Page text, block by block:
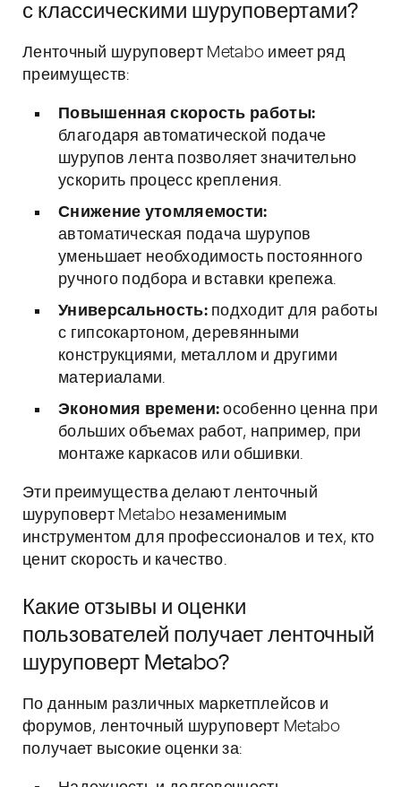
с классическими шуруповертами?
Ленточный шуруповерт Metabo имеет ряд
преимуществ:
Повышенная скорость работы:
благодаря автоматической подаче
шурупов лента позволяет значительно
ускорить процесс крепления.
Снижение утомляемости:
автоматическая подача шурупов
уменьшает необходимость постоянного
ручного подбора и вставки крепежа.
Универсальность:подходит для работы
с гипсокартоном, деревянными
конструкциями, металлом и другими
материалами.
Экономия времени: особенно ценна при
больших объемах работ, например, при
монтаже каркасов или обшивки.
Эти преимущества делают ленточный
шуруповерт Metabo незаменимым
инструментом для профессионалов и тех, кто
ценит скорость и качество.
Какие отзывы и оценки
пользователей получает ленточный
шуруповерт Metabo?
По данным различных маркетплейсов и
форумов, ленточный шуруповерт Metabo
получает высокие оценки за: